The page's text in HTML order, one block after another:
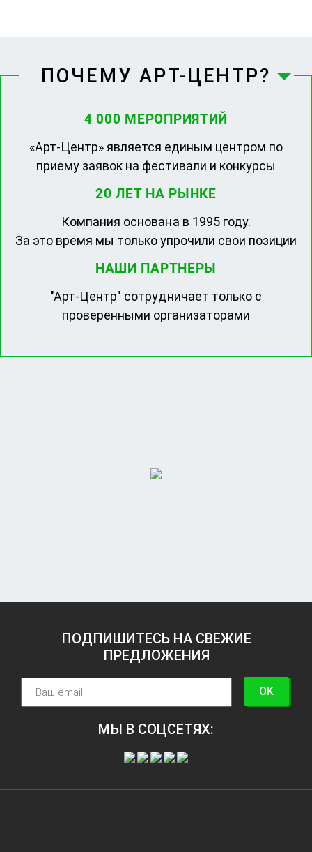
ПОЧЕМУ АРТ-ЦЕНТР?
4 000 МЕРОПРИЯТИЙ
«Арт-Центр» является единым центром по
приему заявок на фестивали и конкурсы
20 ЛЕТ НА РЫНКЕ
Компания основана в 1995 году.
За это время мы только упрочили свои позиции
НАШИ ПАРТНЕРЫ
"Арт-Центр" сотрудничает только с
проверенными организаторами
ПОДПИШИТЕСЬ НА СВЕЖИЕ
ПРЕДЛОЖЕНИЯ
OK
МЫ В СОЦСЕТЯХ: